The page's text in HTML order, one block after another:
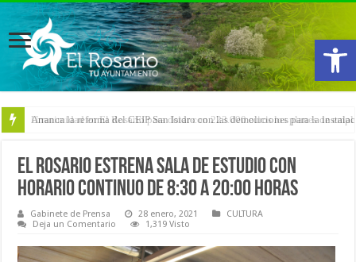
Abrir
Arranca la reforma del CEIP San Isidro con las demoliciones para la
El Rosario estrena Sala de Estudio con
horario continuo de 8:30 a 20:00 horas
Gabinete de Prensa 28 enero, 2021
CULTURA
Deja un Comentario
1,319 Visto